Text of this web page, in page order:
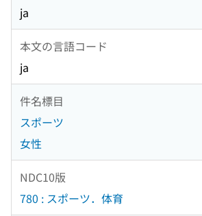
ja
本文の言語コード
ja
件名標目
スポーツ
女性
NDC10版
780 : スポーツ．体育